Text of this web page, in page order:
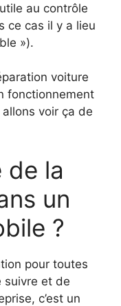
au contrôle
ce cas il y a lieu
»).
voiture
fonctionnement
voir ça de
de la
un
?
pour toutes
suivre et de
c’est un